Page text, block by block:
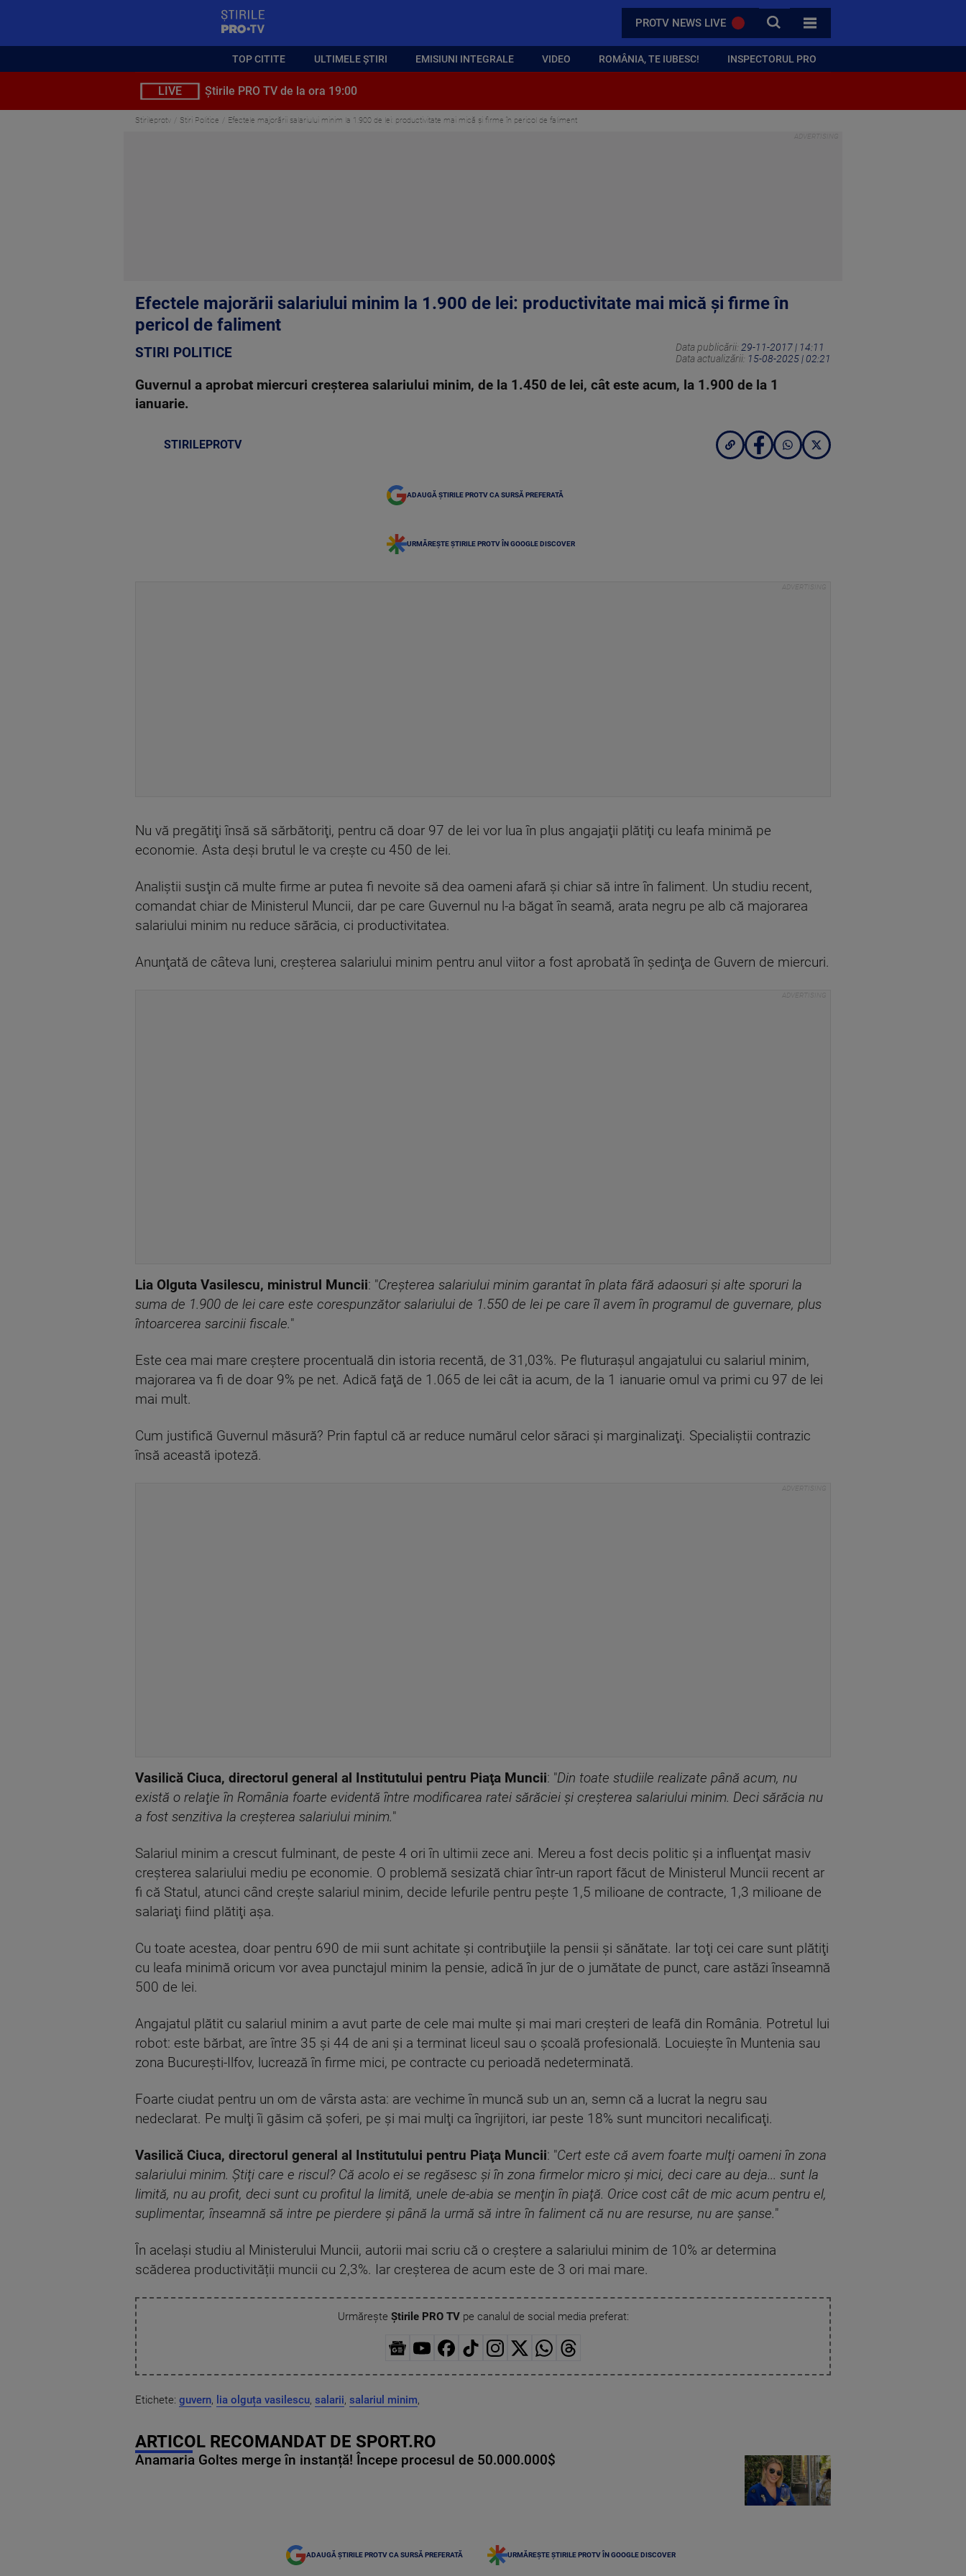
PROTV NEWS LIVE CAUTA
TOATE CATEGORIILE
TOP CITITE ULTIMELE ȘTIRI EMISIUNI INTEGRALE VIDEO ROMÂNIA, TE IUBESC! INSPECTORUL PRO
LIVE Știrile PRO TV de la ora 19:00
Stirileprotv Stiri Politice Efectele majorării salariului minim la 1.900 de lei: productivitate mai mică și firme în pericol de faliment
Efectele majorării salariului minim la 1.900 de lei: productivitate mai mică și firme în
pericol de faliment
STIRI POLITICE Data publicării: 29-11-2017 | 14:11
Data actualizării: 15-08-2025 | 02:21
Guvernul a aprobat miercuri creşterea salariului minim, de la 1.450 de lei, cât este acum, la 1.900 de la 1
ianuarie.
STIRILEPROTV
ADAUGĂ ȘTIRILE PROTV CA SURSĂ PREFERATĂ
URMĂREȘTE ȘTIRILE PROTV ÎN GOOGLE DISCOVER
Nu vă pregătiţi însă să sărbătoriţi, pentru că doar 97 de lei vor lua în plus angajaţii plătiţi cu leafa minimă pe
economie. Asta deşi brutul le va creşte cu 450 de lei.
Analiştii susţin că multe firme ar putea fi nevoite să dea oameni afară şi chiar să intre în faliment. Un studiu recent,
comandat chiar de Ministerul Muncii, dar pe care Guvernul nu l-a băgat în seamă, arata negru pe alb că majorarea
salariului minim nu reduce sărăcia, ci productivitatea.
Anunţată de câteva luni, creşterea salariului minim pentru anul viitor a fost aprobată în şedinţa de Guvern de miercuri.
Lia Olguta Vasilescu, ministrul Muncii: "Creşterea salariului minim garantat în plata fără adaosuri şi alte sporuri la
suma de 1.900 de lei care este corespunzător salariului de 1.550 de lei pe care îl avem în programul de guvernare, plus
întoarcerea sarcinii fiscale."
Este cea mai mare creştere procentuală din istoria recentă, de 31,03%. Pe fluturaşul angajatului cu salariul minim,
majorarea va fi de doar 9% pe net. Adică faţă de 1.065 de lei cât ia acum, de la 1 ianuarie omul va primi cu 97 de lei
mai mult.
Cum justifică Guvernul măsură? Prin faptul că ar reduce numărul celor săraci şi marginalizaţi. Specialiştii contrazic
însă această ipoteză.
Vasilică Ciuca, directorul general al Institutului pentru Piaţa Muncii: "Din toate studiile realizate până acum, nu
există o relaţie în România foarte evidentă între modificarea ratei sărăciei şi creşterea salariului minim. Deci sărăcia nu
a fost senzitiva la creşterea salariului minim."
Salariul minim a crescut fulminant, de peste 4 ori în ultimii zece ani. Mereu a fost decis politic şi a influenţat masiv
creşterea salariului mediu pe economie. O problemă sesizată chiar într-un raport făcut de Ministerul Muncii recent ar
fi că Statul, atunci când creşte salariul minim, decide lefurile pentru peşte 1,5 milioane de contracte, 1,3 milioane de
salariaţi fiind plătiţi aşa.
Cu toate acestea, doar pentru 690 de mii sunt achitate şi contribuţiile la pensii şi sănătate. Iar toţi cei care sunt plătiţi
cu leafa minimă oricum vor avea punctajul minim la pensie, adică în jur de o jumătate de punct, care astăzi înseamnă
500 de lei.
Angajatul plătit cu salariul minim a avut parte de cele mai multe şi mai mari creşteri de leafă din România. Potretul lui
robot: este bărbat, are între 35 şi 44 de ani şi a terminat liceul sau o şcoală profesională. Locuieşte în Muntenia sau
zona Bucureşti-Ilfov, lucrează în firme mici, pe contracte cu perioadă nedeterminată.
Foarte ciudat pentru un om de vârsta asta: are vechime în muncă sub un an, semn că a lucrat la negru sau
nedeclarat. Pe mulţi îi găsim că şoferi, pe şi mai mulţi ca îngrijitori, iar peste 18% sunt muncitori necalificaţi.
Vasilică Ciuca, directorul general al Institutului pentru Piaţa Muncii: "Cert este că avem foarte mulţi oameni în zona
salariului minim. Ştiţi care e riscul? Că acolo ei se regăsesc şi în zona firmelor micro şi mici, deci care au deja... sunt la
limită, nu au profit, deci sunt cu profitul la limită, unele de-abia se menţin în piaţă. Orice cost cât de mic acum pentru el,
suplimentar, înseamnă să intre pe pierdere şi până la urmă să intre în faliment că nu are resurse, nu are şanse."
În acelaşi studiu al Ministerului Muncii, autorii mai scriu că o creștere a salariului minim de 10% ar determina
scăderea productivității muncii cu 2,3%. Iar creşterea de acum este de 3 ori mai mare.
Urmărește Știrile PRO TVpe canalul de social media preferat:
Etichete: guvern, lia olguța vasilescu, salarii, salariul minim,
ARTICOL RECOMANDAT DE SPORT.RO
Anamaria Goltes merge în instanță! Începe procesul de 50.000.000$
ADAUGĂ ȘTIRILE PROTV CA SURSĂ PREFERATĂ URMĂREȘTE ȘTIRILE PROTV ÎN GOOGLE DISCOVER